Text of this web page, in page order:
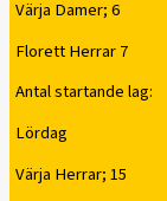
Värja Damer; 6
Florett Herrar 7
Antal startande lag:
Lördag
Värja Herrar; 15